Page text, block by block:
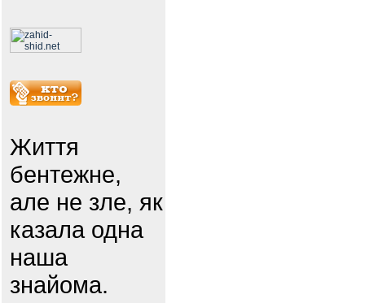
Життя
бентежне,
але не зле, як
казала одна
наша
знайома.